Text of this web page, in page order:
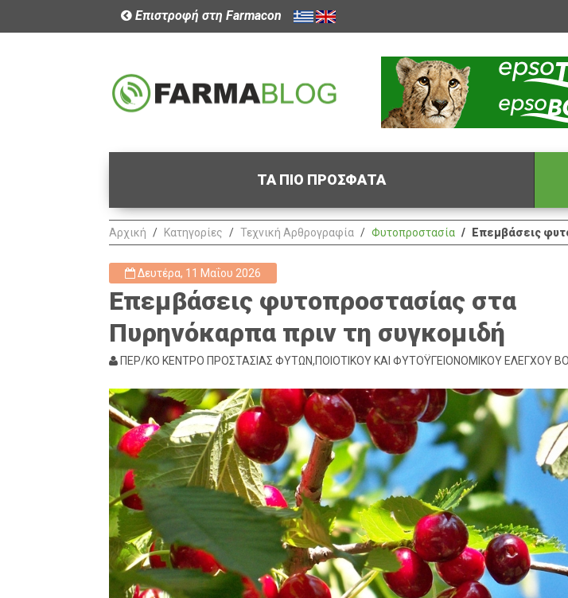
Επιστροφή στη Farmacon
ΤΑ ΠΙΟ ΠΡΟΣΦΑΤΑ
Αρχική Κατηγορίες Τεχνική Αρθρογραφία Φυτοπροστασία Επεμβάσεις
Δευτέρα, 11 Μαΐου 2026
Επεμβάσεις φυτοπροστασίας στα
Πυρηνόκαρπα πριν τη συγκομιδή
ΠΕΡ/ΚΟ ΚΕΝΤΡΟ ΠΡΟΣΤΑΣΙΑΣ ΦΥΤΩΝ,ΠΟΙΟΤΙΚΟΥ ΚΑΙ ΦΥΤΟΫΓΕΙΟΝΟΜΙΚΟΥ ΕΛΕΓΧΟΥ